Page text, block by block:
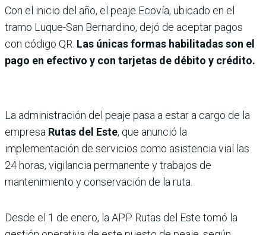
Con el inicio del año, el peaje Ecovía, ubicado en el
tramo Luque-San Bernardino, dejó de aceptar pagos
con código QR. Las únicas formas habilitadas son el
pago en efectivo y con tarjetas de débito y crédito.
La administración del peaje pasa a estar a cargo de la
empresa Rutas del Este, que anunció la
implementación de servicios como asistencia vial las
24 horas, vigilancia permanente y trabajos de
mantenimiento y conservación de la ruta.
Desde el 1 de enero, la APP Rutas del Este tomó la